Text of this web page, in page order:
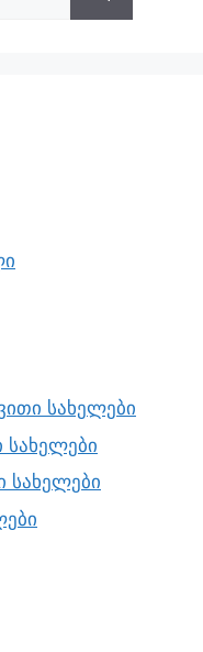
სახელები
სახელები